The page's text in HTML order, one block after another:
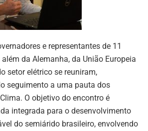
e representantes de 11
da Alemanha, da União Europeia
setor elétrico se reuniram,
seguimento a uma pauta dos
O objetivo do encontro é
integrada para o desenvolvimento
do semiárido brasileiro, envolvendo